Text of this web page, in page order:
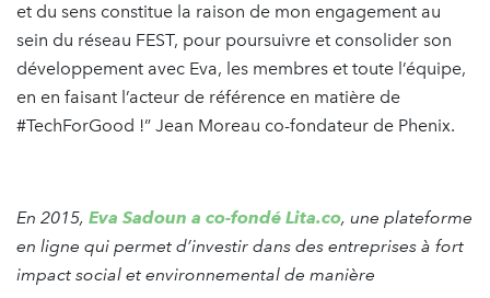
et du sens constitue la raison de mon engagement au
sein du réseau FEST, pour poursuivre et consolider son
développement avec Eva, les membres et toute l’équipe,
en en faisant l’acteur de référence en matière de
#TechForGood !” Jean Moreau co-fondateur de Phenix.
En 2015, Eva Sadoun a co-fondé Lita.co, une plateforme
en ligne qui permet d’investir dans des entreprises à fort
impact social et environnemental de manière